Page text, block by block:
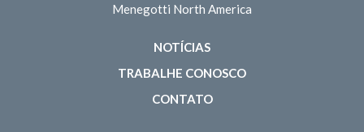
Menegotti North America
NOTÍCIAS
TRABALHE CONOSCO
CONTATO